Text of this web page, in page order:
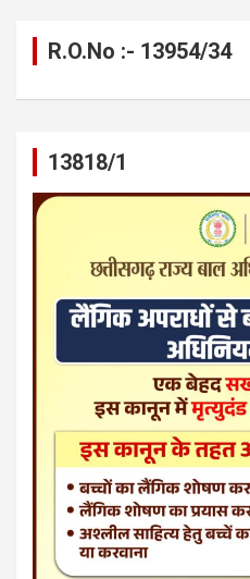
R.O.No :- 13954/34
13818/1